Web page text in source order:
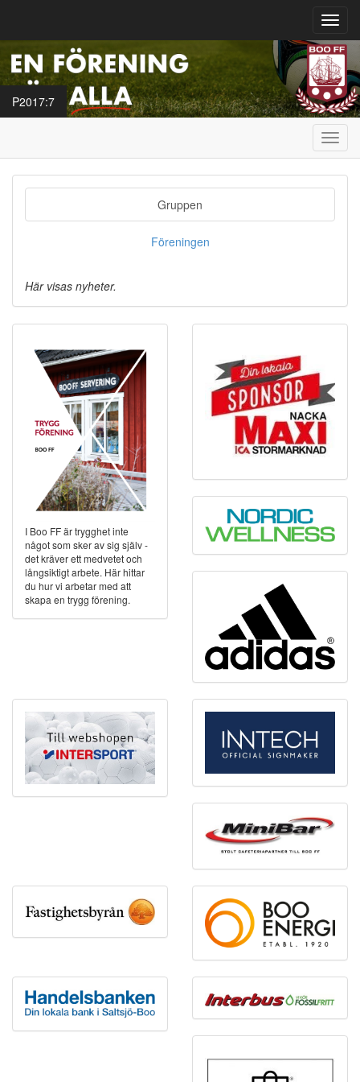
P2017:7
Gruppen
Föreningen
Här visas nyheter.
I Boo FF är trygghet inte
något som sker av sig själv -
det kräver ett medvetet och
långsiktigt arbete. Här hittar
du hur vi arbetar med att
skapa en trygg förening.